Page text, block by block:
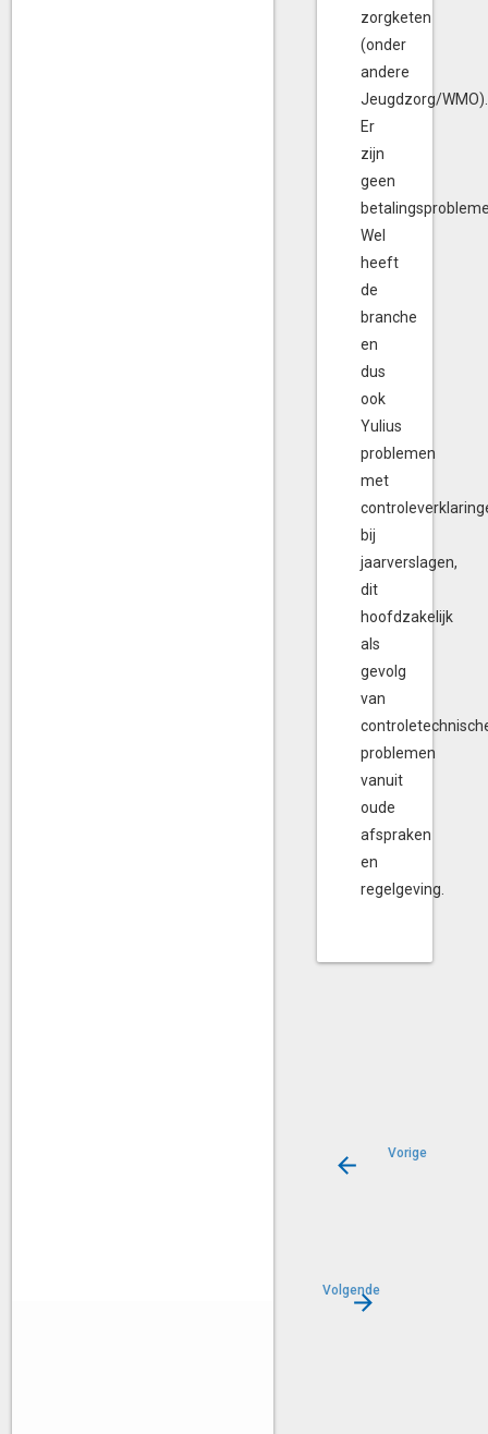
zorgketen
(onder
andere
Jeugdzorg/WMO).
Er
zijn
geen
Wel
heeft
de
branche
en
dus
ook
Yulius
problemen
met
bij
jaarverslagen,
dit
hoofdzakelijk
als
gevolg
van
problemen
vanuit
oude
afspraken
en
regelgeving.
Vorige
Volgende
Garantierisico